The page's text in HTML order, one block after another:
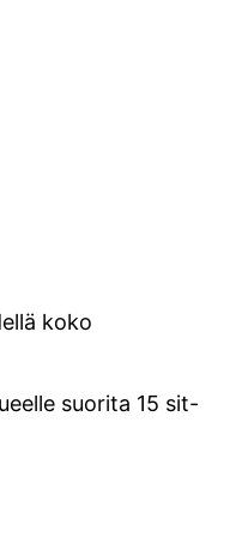
koko
suorita 15 sit-